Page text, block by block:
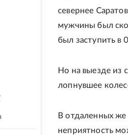
севернее
мужчины был
был заступить в
Но на выезде из
лопнувшее
В отдаленных же
неприятность